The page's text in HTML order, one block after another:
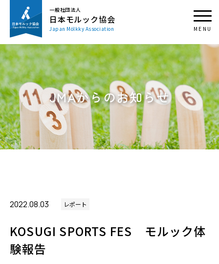
一般社団法人
日本モルック協会
Japan Mölkky Association
JMAからのお知らせ
2022.08.03 レポート
KOSUGI SPORTS FES モルック体
験報告